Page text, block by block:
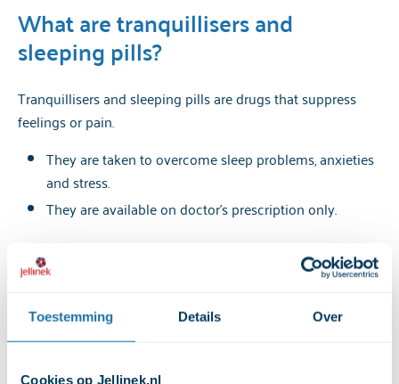
Toestemming Details Over
Cookies op Jellinek.nl
Stop or cut down on tranquillisers
What are tranquillisers and
sleeping pills?
Tranquillisers and sleeping pills are drugs that suppress
feelings or pain.
They are taken to overcome sleep problems, anxieties
and stress.
They are available on doctor’s prescription only.
Effects of of tranquillisers and
sleeping pills